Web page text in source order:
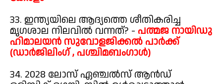
33. ഇന്ത്യയിലെ ആദ്യത്തെ ശീതികരിച്ച
മൃഗശാല നിലവിൽ വന്നത്? - പത്മജ നായിഡു
ഹിമാലയൻ സുവോളജിക്കൽ പാർക്ക്
(ഡാർജിലിംഗ് , പശ്ചിമബംഗാൾ)
34. 2028 ലോസ് ഏഞ്ചൽസ് ആൻഡ്